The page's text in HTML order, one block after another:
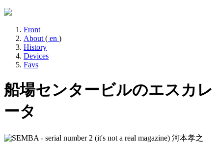
Front
About ( en )
History
Devices
Favs
船場センタービルのエスカレ
ータ
河本孝之